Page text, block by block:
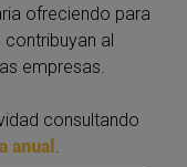
ofreciendo para
al
empresas.
consultando
anual .